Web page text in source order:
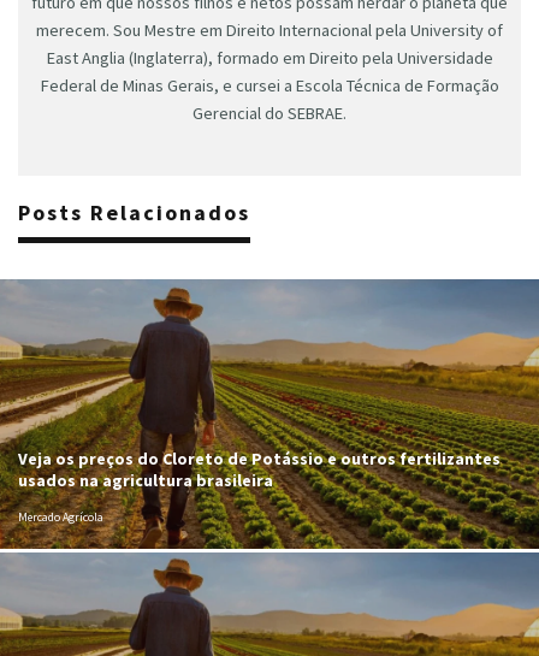
merecem. Sou Mestre em Direito Internacional pela University of
East Anglia (Inglaterra), formado em Direito pela Universidade
Federal de Minas Gerais, e cursei a Escola Técnica de Formação
Gerencial do SEBRAE.
Posts Relacionados
Veja os preços do Cloreto de Potássio e outros fertilizantes
usados na agricultura brasileira
Mercado Agrícola